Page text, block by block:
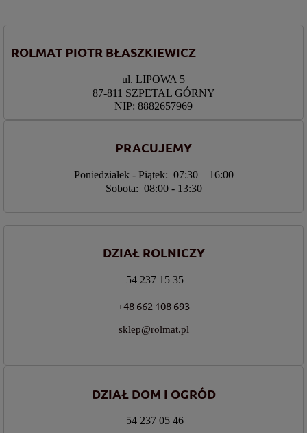
ROLMAT PIOTR BŁASZKIEWICZ
ul. LIPOWA 5
87-811 SZPETAL GÓRNY
NIP: 8882657969
PRACUJEMY
Poniedziałek - Piątek: 07:30 – 16:00
Sobota: 08:00 - 13:30
DZIAŁ ROLNICZY
54 237 15 35
+48 662 108 693
sklep@rolmat.pl
DZIAŁ DOM I OGRÓD
54 237 05 46